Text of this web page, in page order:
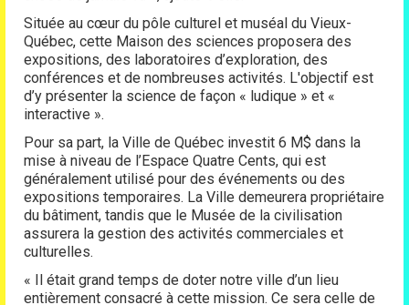
Située au cœur du pôle culturel et muséal du Vieux-
Québec, cette Maison des sciences proposera des
expositions, des laboratoires d’exploration, des
conférences et de nombreuses activités. L'objectif est
d’y présenter la science de façon « ludique » et «
interactive ».
Pour sa part, la Ville de Québec investit 6 M$ dans la
mise à niveau de l’Espace Quatre Cents, qui est
généralement utilisé pour des événements ou des
expositions temporaires. La Ville demeurera propriétaire
du bâtiment, tandis que le Musée de la civilisation
assurera la gestion des activités commerciales et
culturelles.
« Il était grand temps de doter notre ville d’un lieu
entièrement consacré à cette mission. Ce sera celle de